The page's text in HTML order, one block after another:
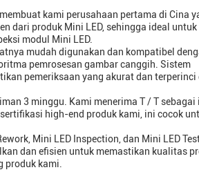
kami perusahaan pertama di Cina
dari produk Mini LED, sehingga ideal untuk
modul Mini LED.
mudah digunakan dan kompatibel
pemrosesan gambar canggih. Sistem
pemeriksaan yang akurat dan terperinci
3 minggu. Kami menerima T / T
high-end produk kami, ini cocok
Mini LED Inspection, dan Mini LED
dan efisien untuk memastikan kualitas
produk kami.